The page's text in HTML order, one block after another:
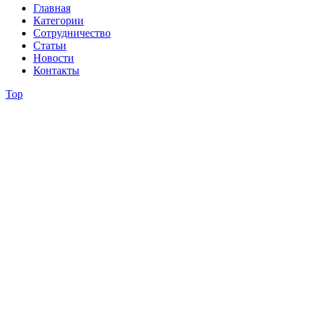
Главная
Категории
Сотрудничество
Статьи
Новости
Контакты
Top